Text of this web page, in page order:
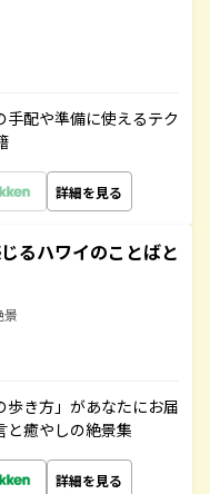
配や準備に使えるテク
詳細を見る
るハワイのことばと
景
き方」があなたにお届
と癒やしの絶景集
詳細を見る